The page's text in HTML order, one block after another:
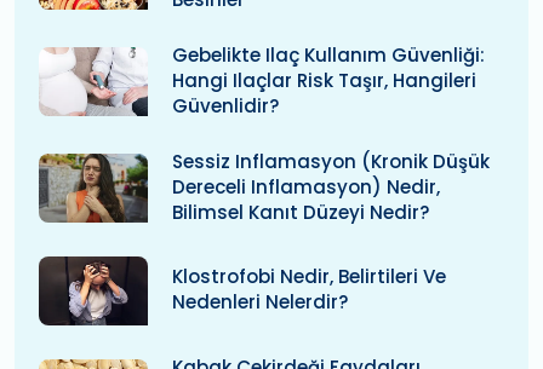
Gebelikte Ilaç Kullanım Güvenliği:
Hangi Ilaçlar Risk Taşır, Hangileri
Güvenlidir?
Sessiz Inflamasyon (kronik Düşük
Dereceli Inflamasyon) Nedir,
Bilimsel Kanıt Düzeyi Nedir?
Klostrofobi Nedir, Belirtileri Ve
Nedenleri Nelerdir?